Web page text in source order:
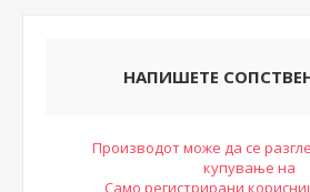
НАПИШЕТЕ
Производот може да се
купување на